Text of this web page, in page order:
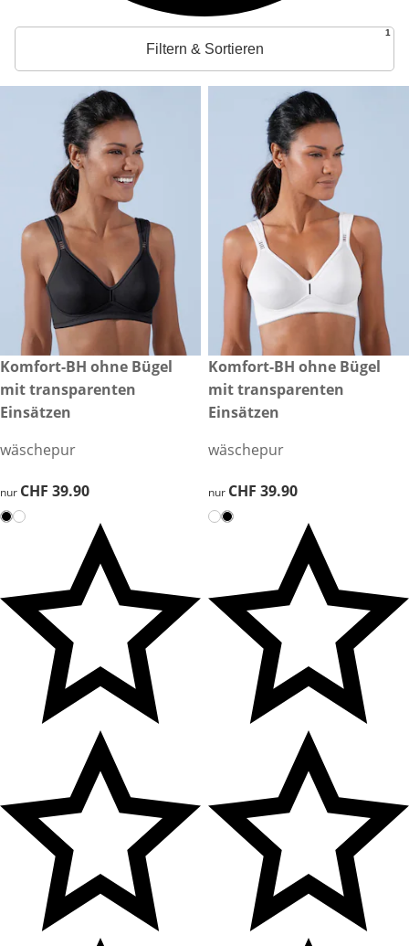
Filtern & Sortieren
1
CHF 39.90
Komfort-BH ohne Bügel
mit transparenten
Einsätzen
wäschepur
CHF 39.90
nur CHF 39.90
CHF 39.90
Komfort-BH ohne Bügel
mit transparenten
Einsätzen
wäschepur
CHF 39.90
nur CHF 39.90